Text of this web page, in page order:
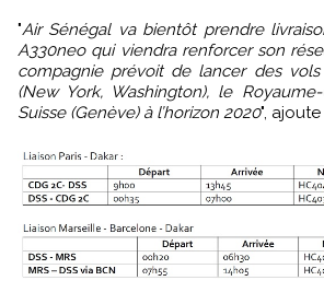
"Air Sénégal va bientôt prendre
A330neo qui viendra renforcer son
compagnie prévoit de lancer des vols
(New York, Washington), le
Suisse (Genève) à l’horizon 2020",